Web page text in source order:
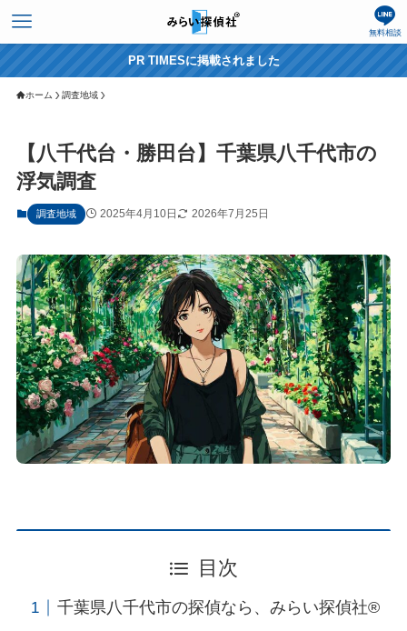
無料相談
PR TIMESに掲載されました
ホーム 調査地域
【八千代台・勝田台】千葉県八千代市の
浮気調査
調査地域 2025年4月10日 2026年7月25日
目次
千葉県八千代市の探偵なら、みらい探偵社®︎